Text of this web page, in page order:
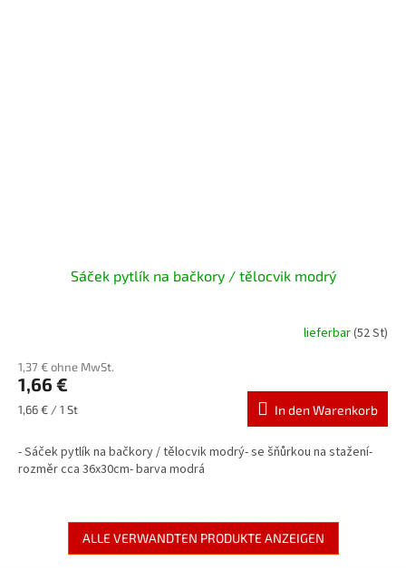
Sáček pytlík na bačkory / tělocvik modrý
lieferbar(52 St)
1,37 € ohne MwSt.
1,66 €
Verkaufspreis:
1,66 € / 1 St In den Warenkorb
- Sáček pytlík na bačkory / tělocvik modrý- se šňůrkou na stažení-
rozměr cca 36x30cm- barva modrá
ALLE VERWANDTEN PRODUKTE ANZEIGEN